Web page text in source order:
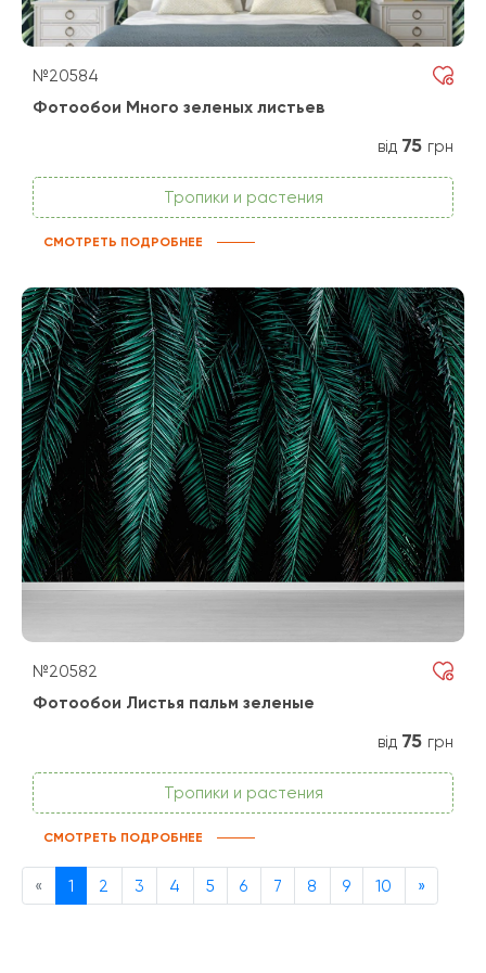
№20584
Фотообои Много зеленых листьев
від 75 грн
Тропики и растения
СМОТРЕТЬ ПОДРОБНЕЕ
№20582
Фотообои Листья пальм зеленые
від 75 грн
Тропики и растения
СМОТРЕТЬ ПОДРОБНЕЕ
« Previous
1 2 3 4 5 6 7 8 9 10 »Next